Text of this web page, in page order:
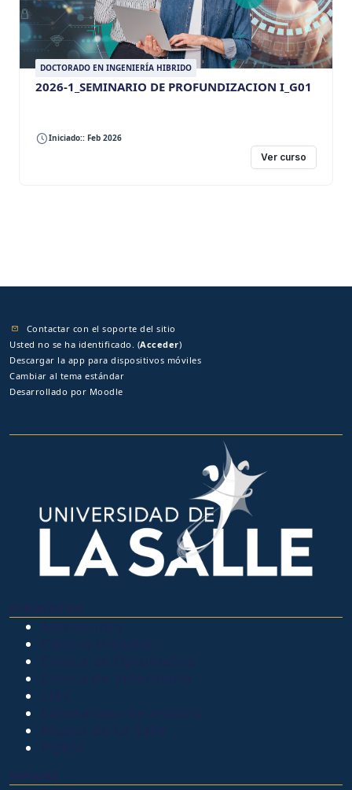
DOCTORADO EN INGENIERÍA HIBRIDO
2026-1_SEMINARIO DE PROFUNDIZACION I_G01
Iniciado:: Feb 2026
Ver curso
Contactar con el soporte del sitio
Usted no se ha identificado. (Acceder)
Descargar la app para dispositivos móviles
Cambiar al tema estándar
Desarrollado por Moodle